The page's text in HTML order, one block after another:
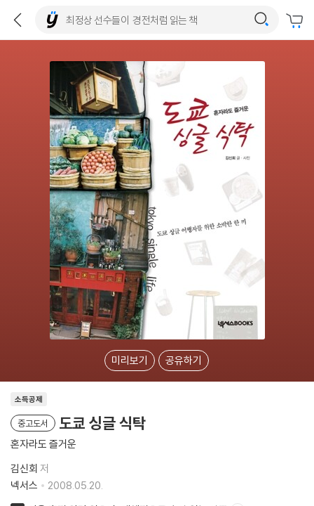
미리보기 공유하기
소득공제
중고도서 도쿄 싱글 식탁
혼자라도 즐거운
김신회 저
넥서스
2008.05.20.